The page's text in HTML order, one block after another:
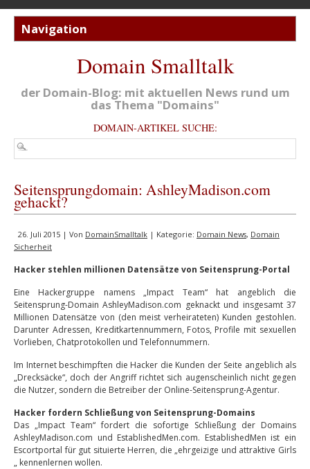
Domain Smalltalk
der Domain-Blog: mit aktuellen News rund um
das Thema "Domains"
DOMAIN-ARTIKEL SUCHE:
Seitensprungdomain: AshleyMadison.com
gehackt?
26. Juli 2015 | Von DomainSmalltalk | Kategorie: Domain News, Domain
Sicherheit
Hacker stehlen millionen Datensätze von Seitensprung-Portal
Eine Hackergruppe namens „Impact Team“ hat angeblich die
Seitensprung-Domain AshleyMadison.com geknackt und insgesamt 37
Millionen Datensätze von (den meist verheirateten) Kunden gestohlen.
Darunter Adressen, Kreditkartennummern, Fotos, Profile mit sexuellen
Vorlieben, Chatprotokollen und Telefonnummern.
Im Internet beschimpften die Hacker die Kunden der Seite angeblich als
„Drecksäcke“, doch der Angriff richtet sich augenscheinlich nicht gegen
die Nutzer, sondern die Betreiber der Online-Seitensprung-Agentur.
Hacker fordern Schließung von Seitensprung-Domains
Das „Impact Team“ fordert die sofortige Schließung der Domains
AshleyMadison.com und EstablishedMen.com. EstablishedMen ist ein
Escortportal für gut situierte Herren, die „ehrgeizige und attraktive Girls
„ kennenlernen wollen.